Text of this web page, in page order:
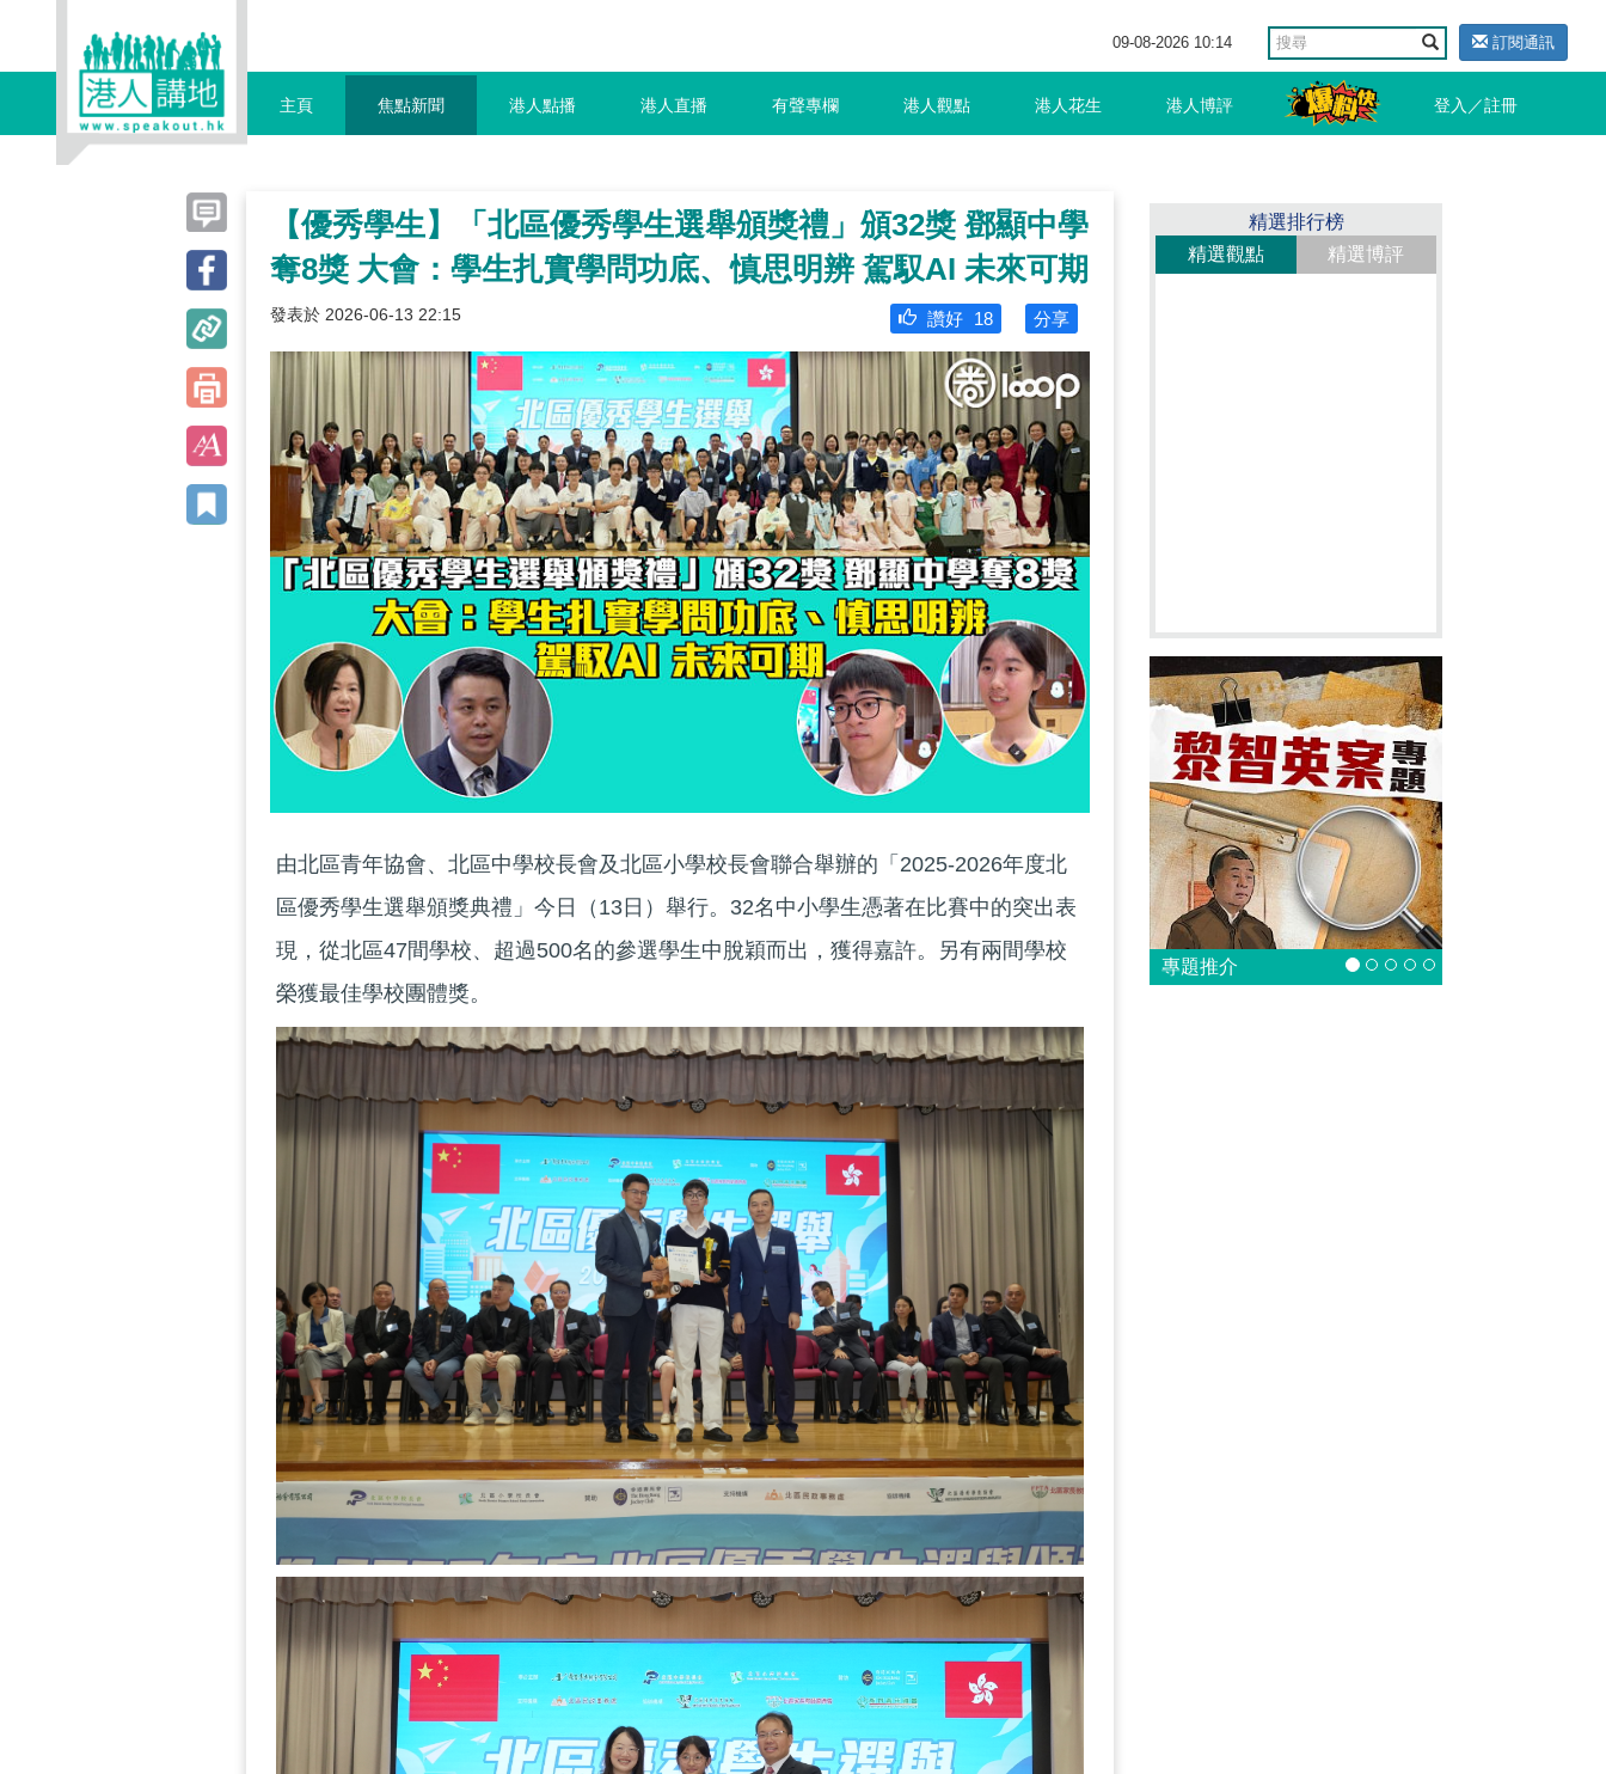
09-08-2026 10:14 訂閱通訊
主頁 焦點新聞 港人點播 港人直播 有聲專欄 港人觀點 港人花生 港人博評 登入／註冊
【優秀學生】「北區優秀學生選舉頒獎禮」頒32獎 鄧顯中學
奪8獎 大會：學生扎實學問功底、慎思明辨 駕馭AI 未來可期
發表於 2026-06-13 22:15 分享
讚好 18
由北區青年協會、北區中學校長會及北區小學校長會聯合舉辦的「2025-2026年度北
區優秀學生選舉頒獎典禮」今日（13日）舉行。32名中小學生憑著在比賽中的突出表
現，從北區47間學校、超過500名的參選學生中脫穎而出，獲得嘉許。另有兩間學校
榮獲最佳學校團體獎。
精選排行榜
精選觀點
精選博評
專題推介